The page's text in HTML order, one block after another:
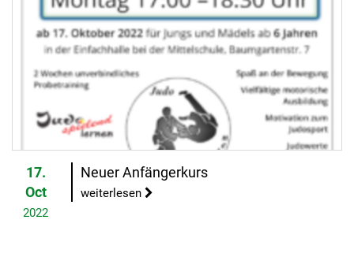
17.
Oct
2022
Neuer Anfängerkurs
weiterlesen